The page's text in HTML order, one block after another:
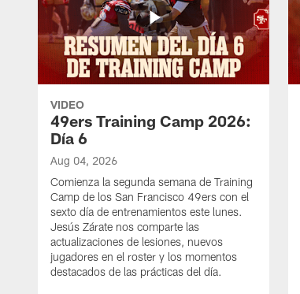
VIDEO
49ers Training Camp 2026:
Día 6
Aug 04, 2026
Comienza la segunda semana de Training
Camp de los San Francisco 49ers con el
sexto día de entrenamientos este lunes.
Jesús Zárate nos comparte las
actualizaciones de lesiones, nuevos
jugadores en el roster y los momentos
destacados de las prácticas del día.